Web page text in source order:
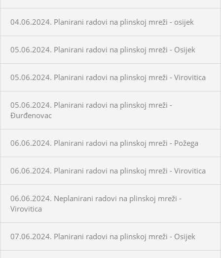
04.06.2024. Planirani radovi na plinskoj mreži - osijek
05.06.2024. Planirani radovi na plinskoj mreži - Osijek
05.06.2024. Planirani radovi na plinskoj mreži - Virovitica
05.06.2024. Planirani radovi na plinskoj mreži -
Đurđenovac
06.06.2024. Planirani radovi na plinskoj mreži - Požega
06.06.2024. Planirani radovi na plinskoj mreži - Virovitica
06.06.2024. Neplanirani radovi na plinskoj mreži -
Virovitica
07.06.2024. Planirani radovi na plinskoj mreži - Osijek